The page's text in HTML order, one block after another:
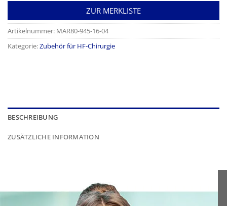
ZUR MERKLISTE
Artikelnummer: MAR80-945-16-04
Kategorie:Zubehör für HF-Chirurgie
BESCHREIBUNG
ZUSÄTZLICHE INFORMATION